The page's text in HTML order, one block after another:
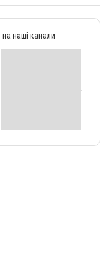
наші канали